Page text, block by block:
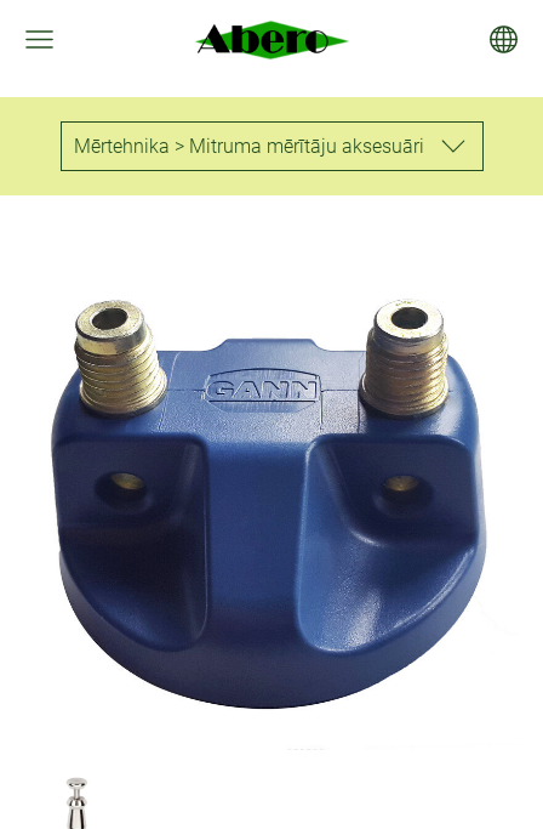
Mērtehnika > Mitruma mērītāju aksesuāri